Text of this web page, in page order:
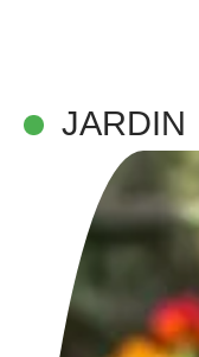
JARDIN